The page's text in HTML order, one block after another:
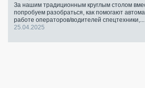
За нашим традиционным круглым столом
попробуем разобраться, как помогают
работе операторов/водителей спецтехники,...
25.04.2025